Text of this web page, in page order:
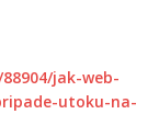
jak-web-
utoku-na-